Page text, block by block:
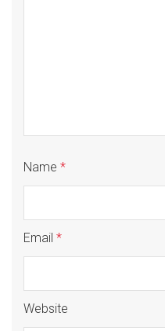
Name *
Email *
Website